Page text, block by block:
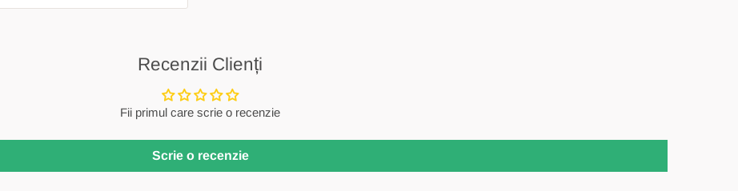
Recenzii Clienți
Fii primul care scrie o recenzie
Scrie o recenzie